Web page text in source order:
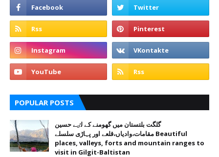
POPULAR POSTS
گلگت بلتستان میں گھومنے کے لٸے حسین
مقامات،وادیاں،قلعے اور پہاڑی سلسلے Beautiful
places, valleys, forts and mountain ranges to
visit in Gilgit-Baltistan